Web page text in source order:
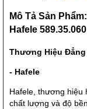
Mô Tả Sản
Hafele 589.35.060
Thương Hiệu Đẳng
- Hafele
Hafele, thương
chất lượng và độ